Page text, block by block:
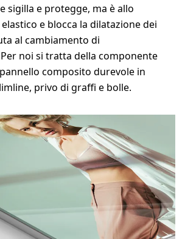
sigilla e protegge, ma è allo
e blocca la dilatazione dei
al cambiamento di
noi si tratta della componente
composito durevole in
privo di graffi e bolle.